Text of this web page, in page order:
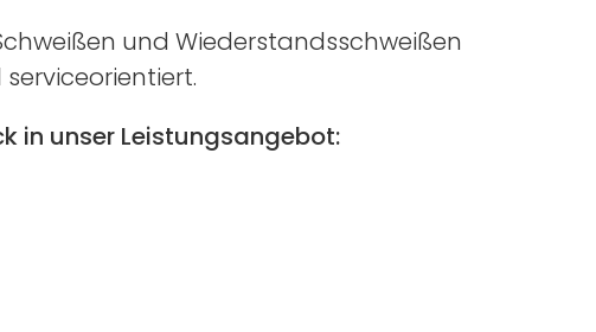
und Wiederstandsschweißen
in unser Leistungsangebot: